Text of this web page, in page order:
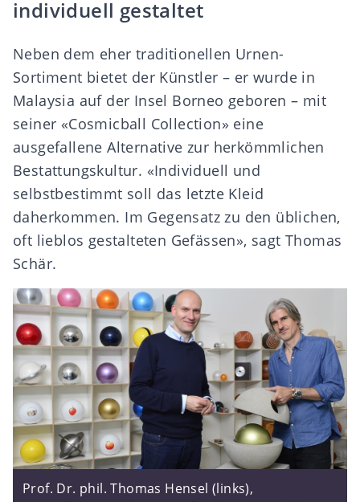
individuell gestaltet
Neben dem eher traditionellen Urnen-
Sortiment bietet der Künstler – er wurde in
Malaysia auf der Insel Borneo geboren – mit
seiner «Cosmicball Collection» eine
ausgefallene Alternative zur herkömmlichen
Bestattungskultur. «Individuell und
selbstbestimmt soll das letzte Kleid
daherkommen. Im Gegensatz zu den üblichen,
oft lieblos gestalteten Gefässen», sagt Thomas
Schär.
Prof. Dr. phil. Thomas Hensel (links),